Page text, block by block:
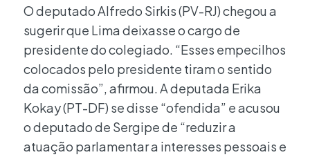
O deputado Alfredo Sirkis (PV-RJ) chegou a
sugerir que Lima deixasse o cargo de
presidente do colegiado. “Esses empecilhos
colocados pelo presidente tiram o sentido
da comissão”, afirmou. A deputada Erika
Kokay (PT-DF) se disse “ofendida” e acusou
o deputado de Sergipe de “reduzir a
atuação parlamentar a interesses pessoais e